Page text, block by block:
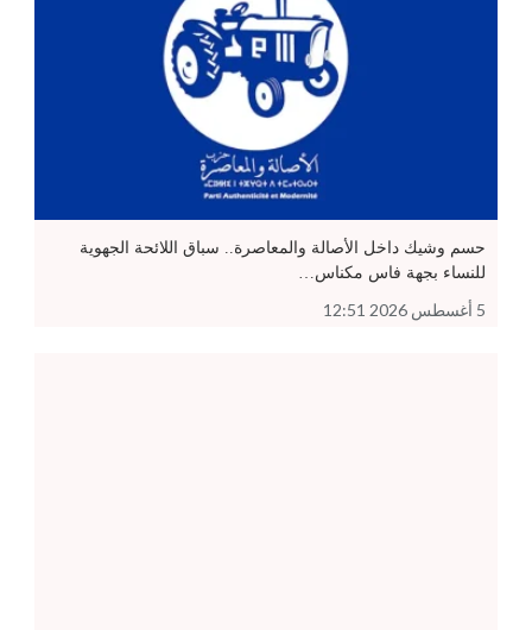
حسم وشيك داخل الأصالة والمعاصرة.. سباق اللائحة الجهوية
للنساء بجهة فاس مكناس…
5 أغسطس 2026 12:51